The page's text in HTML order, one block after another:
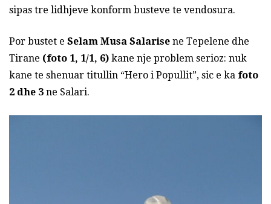
sipas tre lidhjeve konform busteve te vendosura.
Por bustet e Selam Musa Salarise ne Tepelene dhe
Tirane (foto 1, 1/1, 6) kane nje problem serioz: nuk
kane te shenuar titullin “Hero i Popullit”, sic e ka foto
2 dhe 3 ne Salari.